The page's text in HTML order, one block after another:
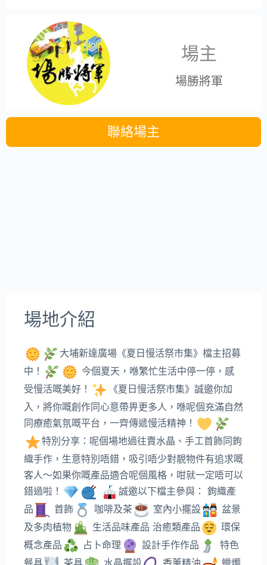
場主
場勝將軍
聯絡場主
場地介紹
大埔新達廣場《夏日慢活祭市集》檔主招募
中！
今個夏天，喺繁忙生活中停一停，感
受慢活嘅美好！
《夏日慢活祭市集》誠邀你加
入，將你嘅創作同心意帶畀更多人，喺呢個充滿自然
同療癒氣氛嘅平台，一齊傳遞慢活精神！
特別分享：呢個場地過往賣水晶、手工首飾同鉤
織手作，生意特別唔錯，吸引唔少對靚物件有追求嘅
客人～如果你嘅產品適合呢個風格，咁就一定唔可以
錯過啦！
誠邀以下檔主參與： 鉤織產
品
首飾 咖啡及茶 室內小擺設
盆景
及多肉植物
生活品味產品 治癒類產品
環保
概念產品
占卜命理 設計手作作品
特色